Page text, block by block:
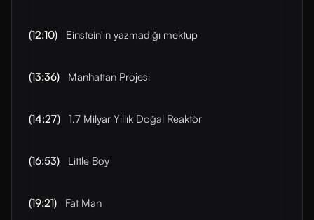
(12:10) Einstein'ın yazmadığı mektup
(13:36) Manhattan Projesi
(14:27) 1.7 Milyar Yıllık Doğal Reaktör
(16:53) Little Boy
(19:21) Fat Man